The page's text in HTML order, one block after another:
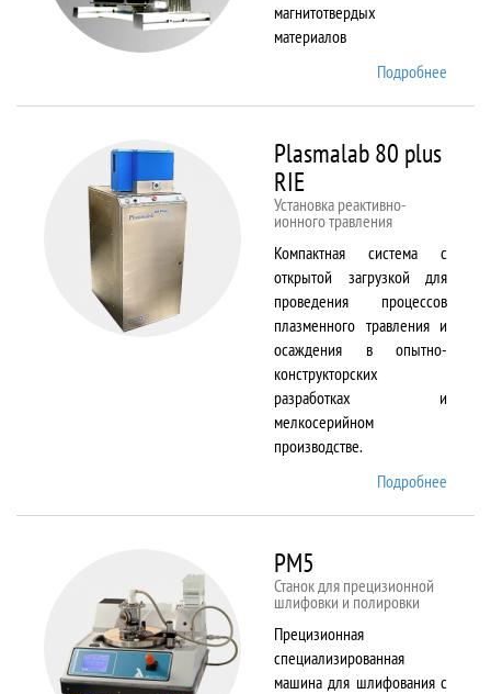
магнитотвердых
материалов
Подробнее
Plasmalab 80 plus
RIE
Установка реактивно-
ионного травления
Компактная система с
открытой загрузкой для
проведения процессов
плазменного травления и
осаждения в опытно-
конструкторских
разработках и
мелкосерийном
производстве.
Подробнее
PM5
Станок для прецизионной
шлифовки и полировки
Прецизионная
специализированная
машина для шлифования с